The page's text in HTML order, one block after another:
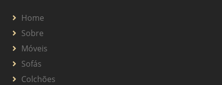
Home
Sobre
Móveis
Sofás
Colchões